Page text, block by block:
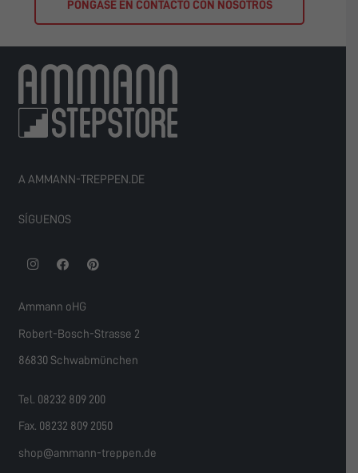
PÓNGASE EN CONTACTO CON NOSOTROS
A AMMANN-TREPPEN.DE
SÍGUENOS
Ammann oHG
Robert-Bosch-Strasse 2
86830 Schwabmünchen
Tel. 08232 809 200
Fax. 08232 809 2050
shop@ammann-treppen.de